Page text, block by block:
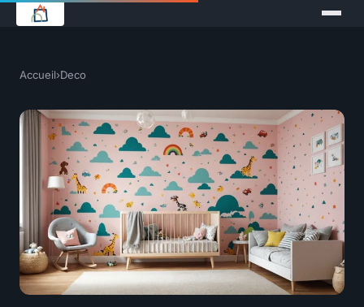
Accueil›Deco